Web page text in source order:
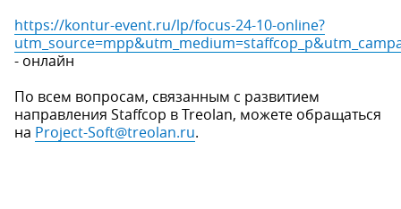
https://kontur-event.ru/lp/focus-24-10-online?
- онлайн
По всем вопросам, связанным с развитием
направления Staffcop в Treolan, можете обращаться
на Project-Soft@treolan.ru.